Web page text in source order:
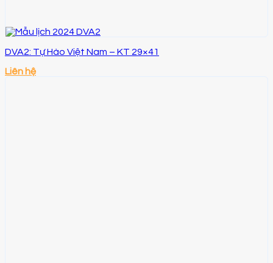
DVA2: Tự Hào Việt Nam – KT 29×41
Liên hệ